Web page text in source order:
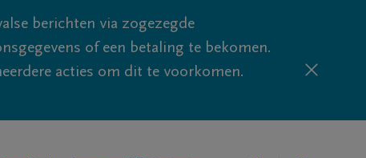
berichten via zogezegde
of een betaling te bekomen.
acties om dit te voorkomen.